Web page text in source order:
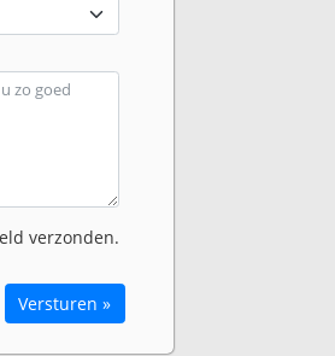
verzonden.
Versturen »